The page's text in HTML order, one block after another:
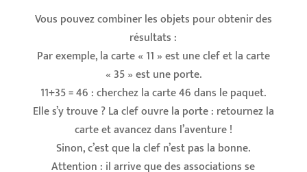
Vous pouvez combiner les objets pour obtenir des
résultats :
Par exemple, la carte « 11 » est une clef et la carte
« 35 » est une porte.
11+35 = 46 : cherchez la carte 46 dans le paquet.
Elle s’y trouve ? La clef ouvre la porte : retournez la
carte et avancez dans l’aventure !
Sinon, c’est que la clef n’est pas la bonne.
Attention : il arrive que des associations se